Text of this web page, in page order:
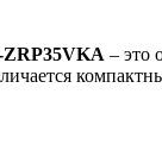
– это